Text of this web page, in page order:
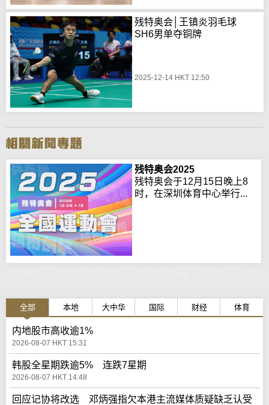
残特奥会│王镇炎羽毛球
SH6男单夺铜牌
2025-12-14 HKT 12:50
残特奥会2025
残特奥会于12月15日晚上8
时，在深圳体育中心举行...
全部 本地 大中华 国际 财经 体育
内地股市高收逾1%
2026-08-07 HKT 15:31
韩股全星期跌逾5% 连跌7星期
2026-08-07 HKT 14:48
回应记协将改选 邓炳强指欠本港主流媒体质疑缺乏认受